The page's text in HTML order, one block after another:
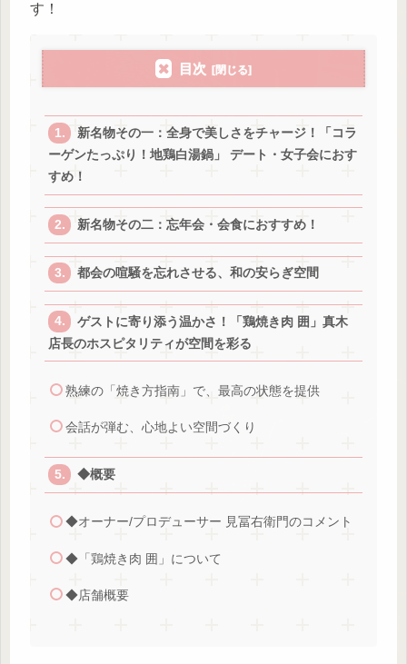
す！
目次
新名物その一：全身で美しさをチャージ！「コラ
ーゲンたっぷり！地鶏白湯鍋」 デート・女子会におす
すめ！
新名物その二：忘年会・会食におすすめ！
都会の喧騒を忘れさせる、和の安らぎ空間
ゲストに寄り添う温かさ！「鶏焼き肉 囲」真木
店長のホスピタリティが空間を彩る
熟練の「焼き方指南」で、最高の状態を提供
会話が弾む、心地よい空間づくり
◆概要
◆オーナー/プロデューサー 見冨右衛門のコメント
◆「鶏焼き肉 囲」について
◆店舗概要